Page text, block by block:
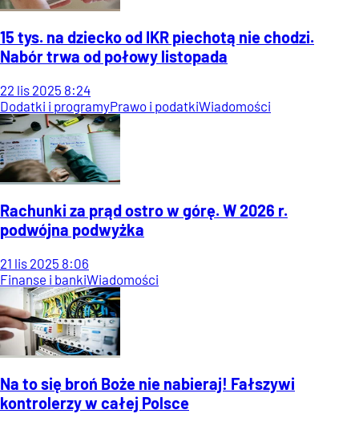
15 tys. na dziecko od IKR piechotą nie chodzi.
Nabór trwa od połowy listopada
22 lis 2025 8:24
Dodatki i programyPrawo i podatkiWiadomości
Rachunki za prąd ostro w górę. W 2026 r.
podwójna podwyżka
21 lis 2025 8:06
Finanse i bankiWiadomości
Na to się broń Boże nie nabieraj! Fałszywi
kontrolerzy w całej Polsce